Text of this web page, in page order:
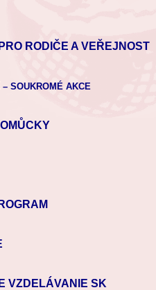
RODIČE A VEŘEJNOST
– SOUKROMÉ AKCE
VZDELÁVANIE SK